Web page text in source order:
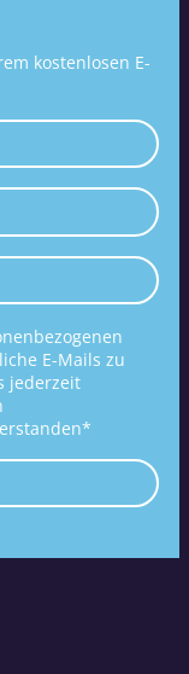
kostenlosen E-
E-Mails zu
jederzeit